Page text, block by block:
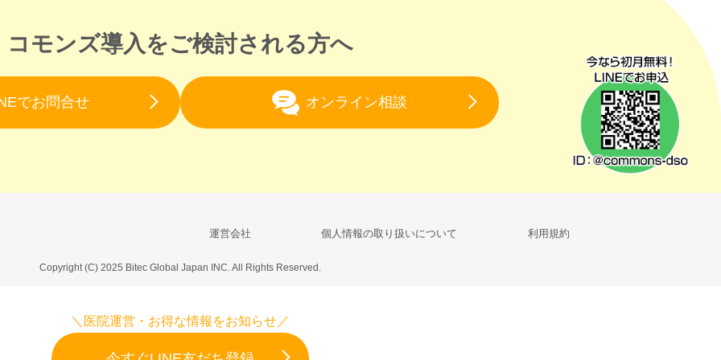
コモンズ導入をご検討される方へ
でお問合せ オンライン相談
運営会社 個人情報の取り扱いについて 利用規約
Copyright (C) 2025 Bitec Global Japan INC. All Rights Reserved.
＼医院運営・お得な情報をお知らせ／